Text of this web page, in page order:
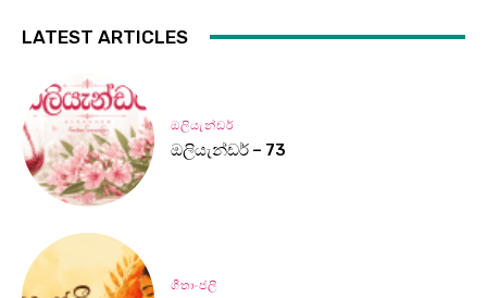
LATEST ARTICLES
ඔලියැන්ඩර්
ඔලියැන්ඩර් – 73
ගීතාංජලී